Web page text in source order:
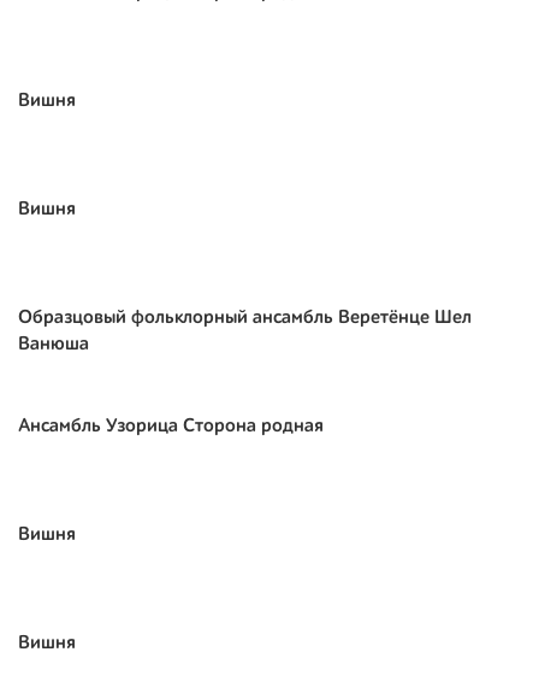
Вишня
Вишня
Образцовый фольклорный ансамбль Веретёнце Шел
Ванюша
Ансамбль Узорица Сторона родная
Вишня
Вишня